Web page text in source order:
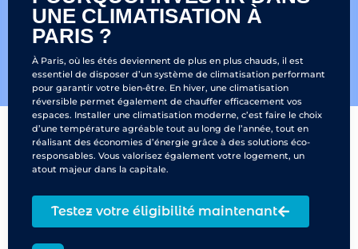
UNE CLIMATISATION À
PARIS ?
À Paris, où les étés deviennent de plus en plus chauds, il est
essentiel de disposer d’un système de climatisation performant
pour garantir votre bien-être. En hiver, une climatisation
réversible permet également de chauffer efficacement vos
espaces. Installer une climatisation moderne, c’est faire le choix
d’une température agréable tout au long de l’année, tout en
réalisant des économies d’énergie grâce à des solutions éco-
responsables. Vous valorisez également votre logement, un
atout majeur dans la capitale.
Testez votre éligibilité maintenant